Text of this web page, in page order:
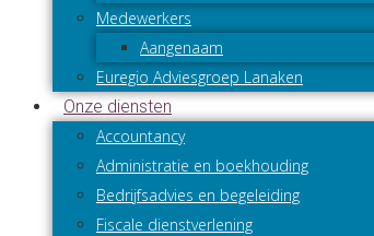
Medewerkers
Aangenaam
Euregio Adviesgroep Lanaken
Onze diensten
Accountancy
Administratie en boekhouding
Bedrijfsadvies en begeleiding
Fiscale dienstverlening